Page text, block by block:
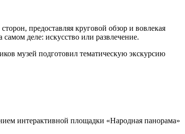
предоставляя круговой обзор и вовлекая
деле: искусство или развлечение.
музей подготовил тематическую экскурсию
интерактивной площадки «Народная панорама»